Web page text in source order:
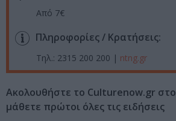
Από 7€
Πληροφορίες / Κρατήσεις:
Τηλ.: 2315 200 200 | ntng.gr
Ακολουθήστε το Culturenow.gr στο
μάθετε πρώτοι όλες τις ειδήσεις